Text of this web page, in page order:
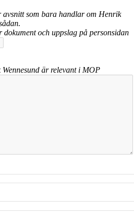
avsnitt som bara handlar om Henrik
och uppslag på personsidan
är relevant i MOP